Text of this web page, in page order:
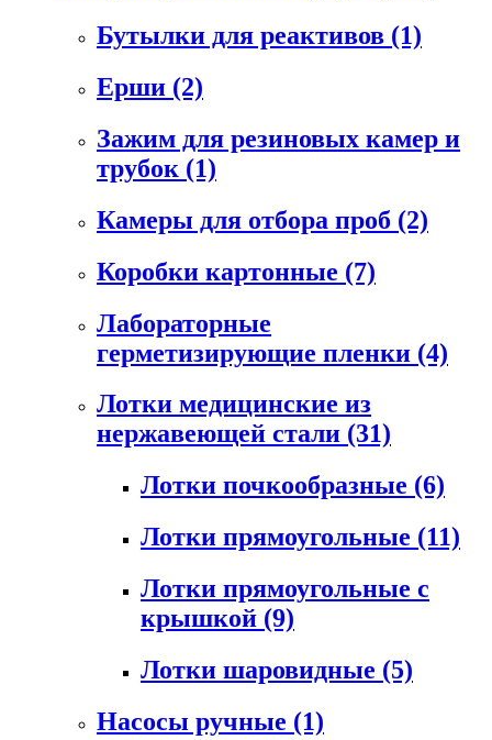
Бутылки для реактивов (1)
Ерши (2)
Зажим для резиновых камер и
трубок (1)
Камеры для отбора проб (2)
Коробки картонные (7)
Лабораторные
герметизирующие пленки (4)
Лотки медицинские из
нержавеющей стали (31)
Лотки почкообразные (6)
Лотки прямоугольные (11)
Лотки прямоугольные с
крышкой (9)
Лотки шаровидные (5)
Насосы ручные (1)